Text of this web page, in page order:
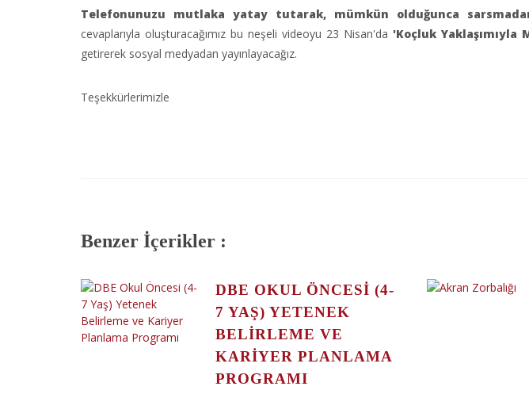
Telefonunuzu mutlaka yatay tutarak, mümkün olduğunca
cevaplarıyla oluşturacağımız bu neşeli videoyu 23 Nisan'da'Koçluk
getirerek sosyal medyadan yayınlayacağız.
Teşekkürlerimizle
Benzer İçerikler :
DBE OKUL ÖNCESI (4-
7 YAŞ) YETENEK
BELIRLEME VE
KARIYER PLANLAMA
PROGRAMI